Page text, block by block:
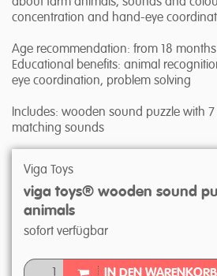
concentration and hand-eye
Age recommendation: from 18 months
Educational benefits: animal
eye coordination, problem solving
Includes: wooden sound puzzle with
matching sounds
Viga Toys
viga toys® wooden sound
animals
sofort verfügbar